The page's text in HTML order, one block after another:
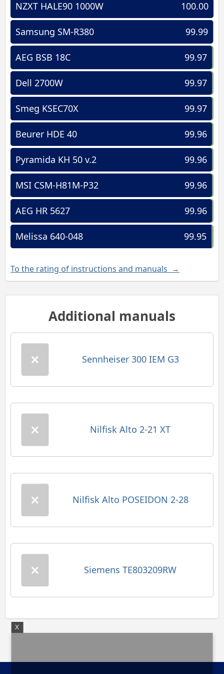
X
100.00
NZXT HALE90 1000W
99.99
Samsung SM-R380
99.97
AEG BSB 18C
99.97
Dell 2700W
99.97
Smeg KSEC70X
99.96
Beurer HDE 40
99.96
Pyramida KH 50 v.2
99.96
MSI CSM-H81M-P32
99.96
AEG HR 5627
99.95
Melissa 640-048
To the rating of instructions and manuals →
Additional manuals
Sennheiser 300 IEM G3
Nilfisk Alto 2-21 XT
Nilfisk Alto POSEIDON 2-28
Siemens TE803209RW